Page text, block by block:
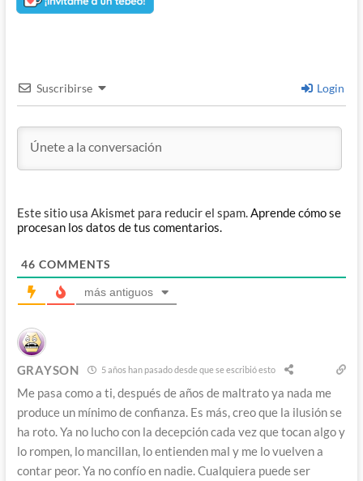
Suscribirse Login
Este sitio usa Akismet para reducir el spam.Aprende cómo se
procesan los datos de tus comentarios.
46 COMMENTS
más antiguos
GRAYSON 5 años han pasado desde que se escribió esto
Me pasa como a ti, después de años de maltrato ya nada me
produce un mínimo de confianza. Es más, creo que la ilusión se
ha roto. Ya no lucho con la decepción cada vez que tocan algo y
lo rompen, lo mancillan, lo entienden mal y me lo vuelven a
contar peor. Ya no confío en nadie. Cualquiera puede ser